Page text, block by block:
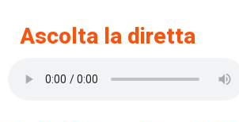
Ascolta la diretta